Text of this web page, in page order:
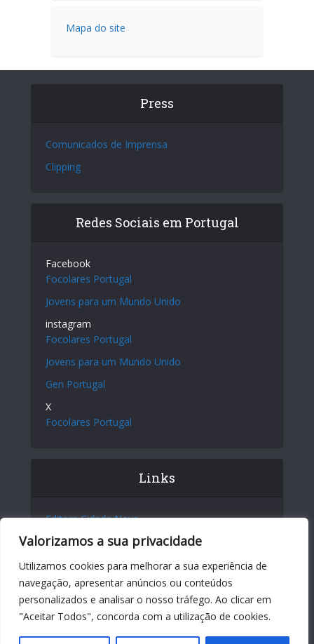
Valorizamos a sua privacidade
Utilizamos cookies para melhorar a sua experiência de
navegação, apresentar anúncios ou conteúdos
personalizados e analisar o nosso tráfego. Ao clicar em
"Aceitar Todos", concorda com a utilização de cookies.
Mapa do site
Press
Comunicados de Imprensa
Clipping
Redes Sociais em Portugal
Facebook
Focolares Portugal
Jovens para um Mundo Unido
instagram
Focolares Portugal
Jovens para um Mundo Unido
Gen Portugal
X
Focolares Portugal
Links
Editora Cidade Nova
Site Internacional
Centro Chiara Lubich
Centro Igino Giordani
Sites dos Focolares nos 5 continentes